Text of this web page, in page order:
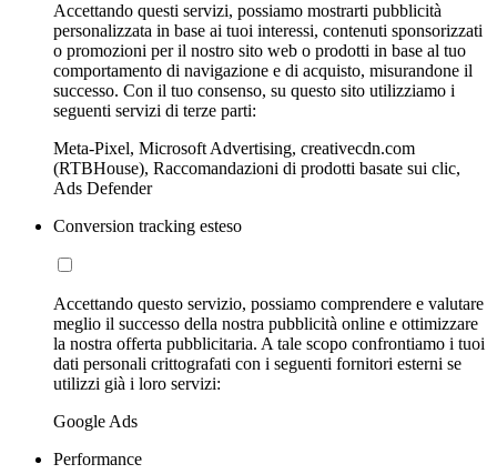
Accettando questi servizi, possiamo mostrarti pubblicità
personalizzata in base ai tuoi interessi, contenuti sponsorizzati
o promozioni per il nostro sito web o prodotti in base al tuo
comportamento di navigazione e di acquisto, misurandone il
successo. Con il tuo consenso, su questo sito utilizziamo i
seguenti servizi di terze parti:
Meta-Pixel, Microsoft Advertising, creativecdn.com
(RTBHouse), Raccomandazioni di prodotti basate sui clic,
Ads Defender
Conversion tracking esteso
Accettando questo servizio, possiamo comprendere e valutare
meglio il successo della nostra pubblicità online e ottimizzare
la nostra offerta pubblicitaria. A tale scopo confrontiamo i tuoi
dati personali crittografati con i seguenti fornitori esterni se
utilizzi già i loro servizi:
Google Ads
Performance